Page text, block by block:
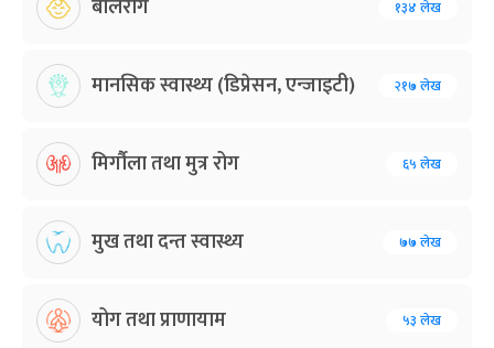
बालरोग १३४ लेख
मानसिक स्वास्थ्य (डिप्रेसन, एन्जाइटी) २१७ लेख
मिर्गौला तथा मुत्र रोग ६५ लेख
मुख तथा दन्त स्वास्थ्य ७७ लेख
योग तथा प्राणायाम ५३ लेख